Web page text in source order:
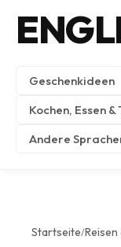
Geschenkideen
Kochen, Essen &
Andere
Startseite/Reisen